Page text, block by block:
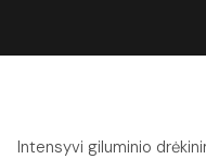
Intensyvi giluminio